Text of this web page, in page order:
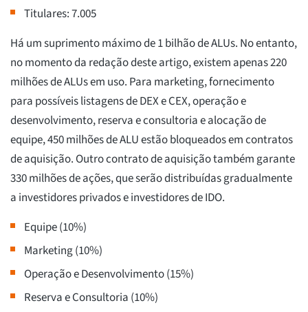
Titulares: 7.005
Há um suprimento máximo de 1 bilhão de ALUs. No entanto,
no momento da redação deste artigo, existem apenas 220
milhões de ALUs em uso. Para marketing, fornecimento
para possíveis listagens de DEX e CEX, operação e
desenvolvimento, reserva e consultoria e alocação de
equipe, 450 milhões de ALU estão bloqueados em contratos
de aquisição. Outro contrato de aquisição também garante
330 milhões de ações, que serão distribuídas gradualmente
a investidores privados e investidores de IDO.
Equipe (10%)
Marketing (10%)
Operação e Desenvolvimento (15%)
Reserva e Consultoria (10%)